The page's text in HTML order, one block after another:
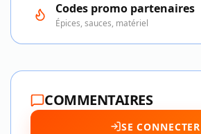
Codes promo partenaires
Épices, sauces, matériel
COMMENTAIRES
SE CONNECTER